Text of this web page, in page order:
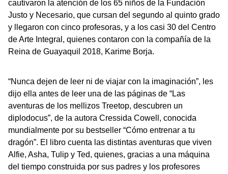
cautivaron la atención de los 65 niños de la Fundación
Justo y Necesario, que cursan del segundo al quinto grado
y llegaron con cinco profesoras, y a los casi 30 del Centro
de Arte Integral, quienes contaron con la compañía de la
Reina de Guayaquil 2018, Karime Borja.
“Nunca dejen de leer ni de viajar con la imaginación”, les
dijo ella antes de leer una de las páginas de “Las
aventuras de los mellizos Treetop, descubren un
diplodocus”, de la autora Cressida Cowell, conocida
mundialmente por su bestseller “Cómo entrenar a tu
dragón”. El libro cuenta las distintas aventuras que viven
Alfie, Asha, Tulip y Ted, quienes, gracias a una máquina
del tiempo construida por sus padres y los profesores